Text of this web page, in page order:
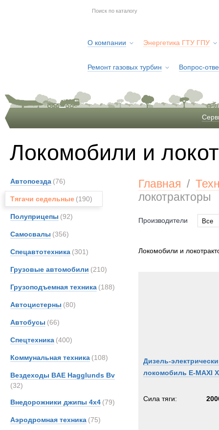
О компании Энергетика ГТУ ГПУ
Ремонт газовых турбин Вопрос-
Локомобили и
Автопоезда (76)
Тягачи седельные (190)
Полуприцепы (92)
Самосвалы (356)
Спецавтотехника (301)
Грузовые автомобили (210)
Грузоподъемная техника (188)
Автоцистерны (80)
Автобусы (66)
Спецтехника (400)
Коммунальная техника (108)
Вездеходы BAE Hagglunds Bv
(32)
Внедорожники джипы 4х4 (79)
Аэродромная техника (75)
Главная /
локотракторы
Производители
Все
Zagro
Локомобили и
Дизель-
локомобиль E-MAXI
Сила тяги: